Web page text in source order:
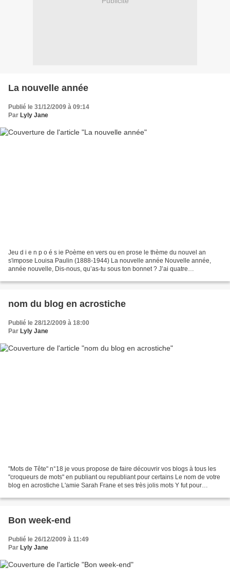
La nouvelle année
Publié le 31/12/2009 à 09:14
Par Lyly Jane
Jeu d i e n p o é s ie Poème en vers ou en prose le thème du nouvel an
s'impose Louisa Paulin (1888-1944) La nouvelle année Nouvelle année,
année nouvelle, Dis-nous, qu’as-tu sous ton bonnet ? J’ai quatre
nom du blog en acrostiche
Publié le 28/12/2009 à 18:00
Par Lyly Jane
"Mots de Tête" n°18 je vous propose de faire découvrir vos blogs à tous les
"croqueurs de mots" en publiant ou republiant pour certains Le nom de votre
blog en acrostiche L'amie Sarah Frane et ses très jolis mots Y fut pour
Bon week-end
Publié le 26/12/2009 à 11:49
Par Lyly Jane